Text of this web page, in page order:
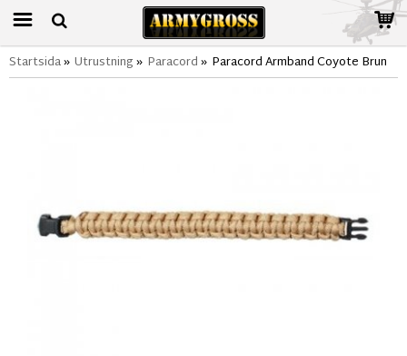
Startsida» Utrustning» Paracord» Paracord Armband Coyote Brun